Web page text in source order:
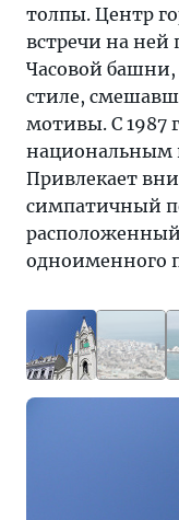
толпы. Центр
встречи на ней
Часовой башни,
стиле,
мотивы. С 1987
национальным
Привлекает
симпатичный
расположенный
одноименного